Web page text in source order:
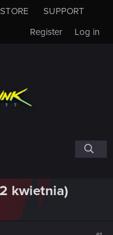
STORE
SUPPORT
Log in
Register
kwietnia)